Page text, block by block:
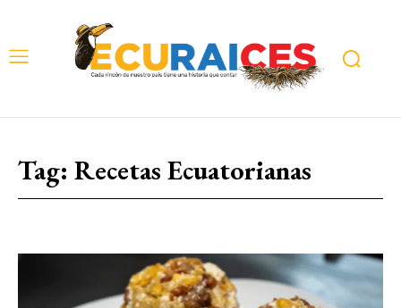
Tag: Recetas Ecuatorianas